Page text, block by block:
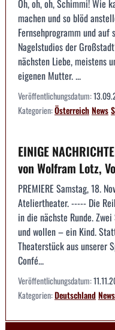
Oh, oh, oh, Schimmi! Wie
machen und so blöd
Fernsehprogramm und auf
Nagelstudios der
nächsten Liebe, meistens
eigenen Mutter. ...
Veröffentlichungsdatum:
Kategorien:ÖsterreichNews
EINIGE
von Wolfram Lotz,
PREMIERE Samstag, 18.
Ateliertheater. ----- Die
in die nächste Runde.
und wollen – ein Kind.
Theaterstück aus unserer
Confé...
Veröffentlichungsdatum:
Kategorien:DeutschlandNews